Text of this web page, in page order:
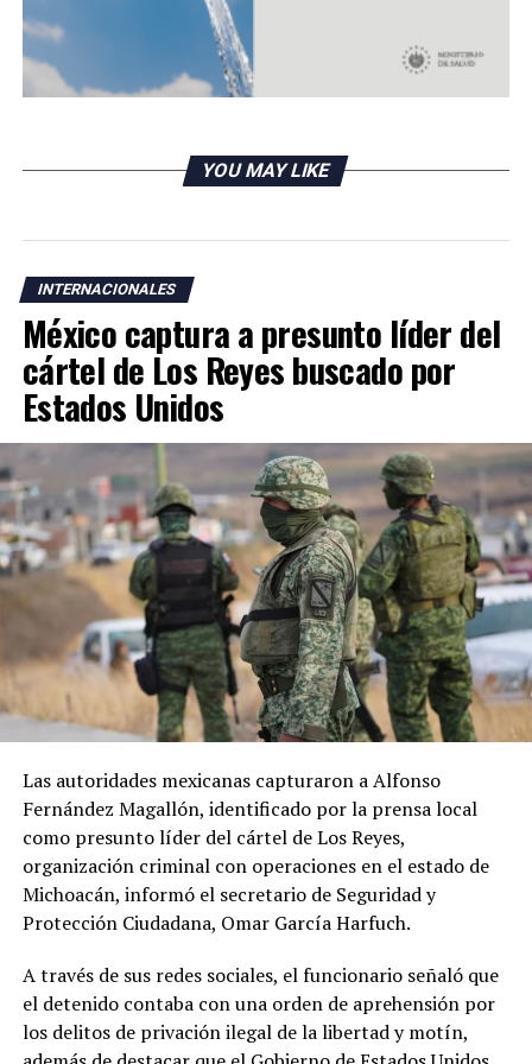
YOU MAY LIKE
INTERNACIONALES
México captura a presunto líder del
cártel de Los Reyes buscado por
Estados Unidos
Las autoridades mexicanas capturaron a Alfonso
Fernández Magallón, identificado por la prensa local
como presunto líder del cártel de Los Reyes,
organización criminal con operaciones en el estado de
Michoacán, informó el secretario de Seguridad y
Protección Ciudadana, Omar García Harfuch.
A través de sus redes sociales, el funcionario señaló que
el detenido contaba con una orden de aprehensión por
los delitos de privación ilegal de la libertad y motín,